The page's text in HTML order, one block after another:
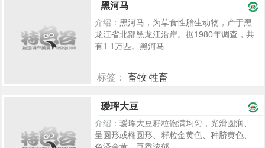
黑河马
介绍： 黑河马，为草食性胎生动物，产于黑
龙江省北部黑龙江沿岸。据1980年调查，共
有1.1万匹。黑河马...
标签： 畜牧 牲畜
瑷珲大豆
介绍： 瑷珲大豆籽粒饱满均匀，光滑圆润、
呈圆形或椭圆形、籽粒金黄色、种脐黄色、